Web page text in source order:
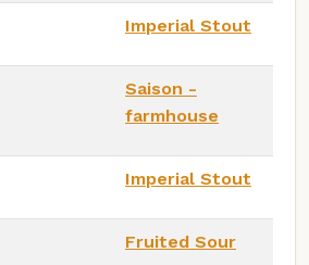
Imperial Stout
Saison -
farmhouse
Imperial Stout
Fruited Sour